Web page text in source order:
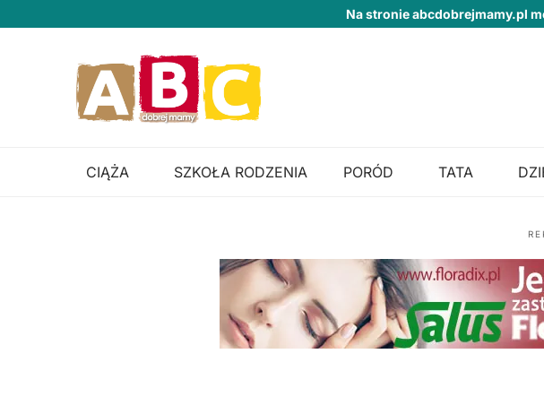
Na stronie abcdobrejmamy.pl
CIĄŻA SZKOŁA RODZENIA PORÓD TATA